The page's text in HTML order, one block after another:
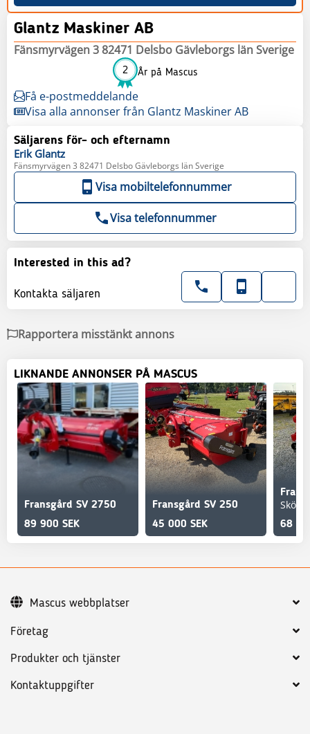
Glantz Maskiner AB
Fänsmyrvägen 3 82471 Delsbo Gävleborgs län Sverige
2 År på Mascus
Få e-postmeddelande
Visa alla annonser från Glantz Maskiner AB
Säljarens för- och efternamn
Erik Glantz
Fänsmyrvägen 3 82471 Delsbo Gävleborgs län Sverige
Visa mobiltelefonnummer
Visa telefonnummer
Interested in this ad?
Kontakta säljaren
Rapportera misstänkt annons
LIKNANDE ANNONSER PÅ MASCUS
Fransgård SV 2750
89 900 SEK
Fransgård SV 250
45 000 SEK
68
Företag
Produkter och tjänster
Kontaktuppgifter
Mascus webbplatser